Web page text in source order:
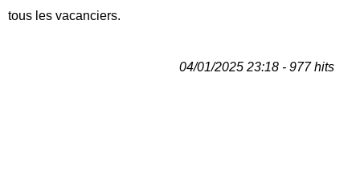
tous les vacanciers.
04/01/2025 23:18 - 977 hits